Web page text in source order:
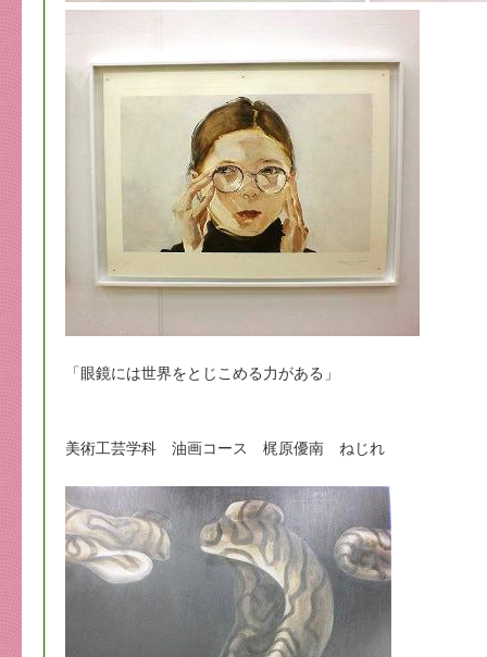
「眼鏡には世界をとじこめる力がある」
美術工芸学科 油画コース 梶原優南 ねじれ